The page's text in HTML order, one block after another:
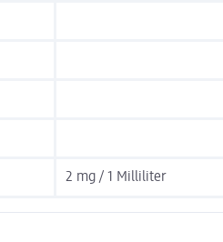
2 mg / 1 Milliliter